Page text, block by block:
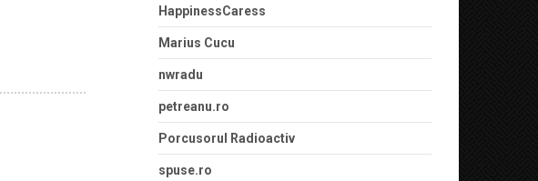
HappinessCaress
Marius Cucu
nwradu
petreanu.ro
Porcusorul Radioactiv
spuse.ro